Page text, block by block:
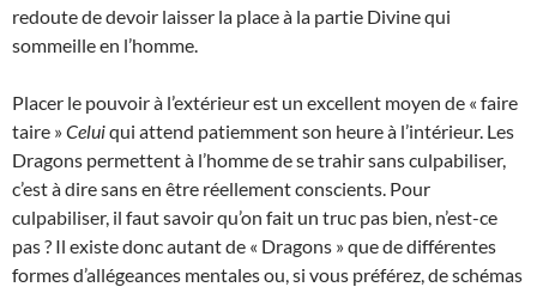
redoute de devoir laisser la place à la partie Divine qui
sommeille en l’homme.
Placer le pouvoir à l’extérieur est un excellent moyen de « faire
taire »Celuiqui attend patiemment son heure à l’intérieur. Les
Dragons permettent à l’homme de se trahir sans culpabiliser,
c’est à dire sans en être réellement conscients. Pour
culpabiliser, il faut savoir qu’on fait un truc pas bien, n’est-ce
pas ? Il existe donc autant de « Dragons » que de différentes
formes d’allégeances mentales ou, si vous préférez, de schémas